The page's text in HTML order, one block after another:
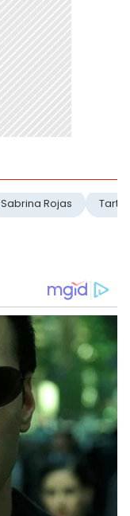
Sabrina Rojas Tartu